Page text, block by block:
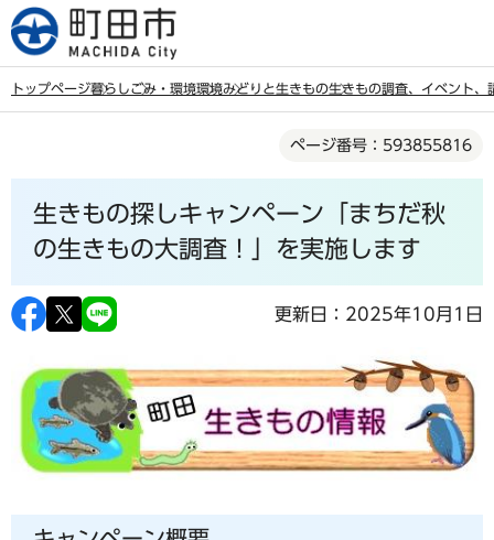
こ
の
トップページ暮らしごみ・環境環境みどりと生きもの生きもの調査、イベント、
ページ番号：593855816
生きもの探しキャンペーン「まちだ秋
の生きもの大調査！」を実施します
更新日：2025年10月1日